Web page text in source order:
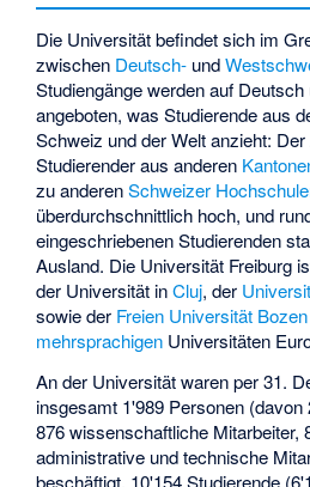
Die Universität befindet sich im
zwischen Deutsch- und
Studiengänge werden auf
angeboten, was Studierende aus
Schweiz und der Welt anzieht: Der
Studierender aus anderen
zu anderenSchweizer
überdurchschnittlich hoch, und
eingeschriebenen Studierenden
Ausland. Die Universität Freiburg
der Universität inCluj, der
sowie der Freien Universität Bozen
mehrsprachigen Universitäten
An der Universität waren per 31.
insgesamt 1'989 Personen (davon
876 wissenschaftliche Mitarbeiter,
administrative und technische
beschäftigt, 10'154 Studierende